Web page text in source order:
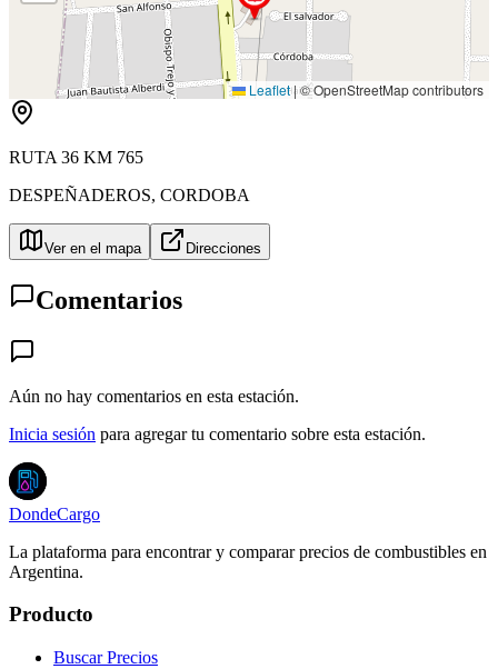
Leaflet|© OpenStreetMap contributors
RUTA 36 KM 765
DESPEÑADEROS, CORDOBA
Ver en el mapa Direcciones
Comentarios
Aún no hay comentarios en esta estación.
Inicia sesión para agregar tu comentario sobre esta estación.
DondeCargo
La plataforma para encontrar y comparar precios de combustibles en
Argentina.
Producto
Buscar Precios